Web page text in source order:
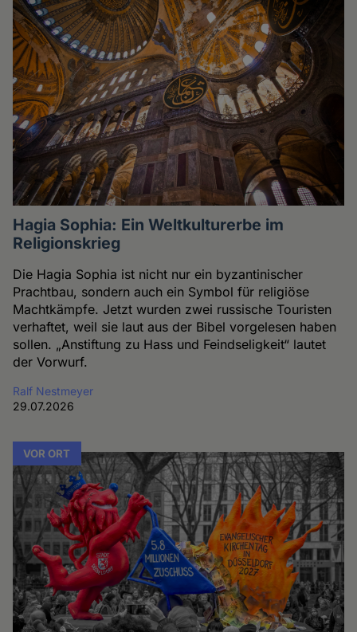
Hagia Sophia: Ein Weltkulturerbe im
Religionskrieg
Die Hagia Sophia ist nicht nur ein byzantinischer
Prachtbau, sondern auch ein Symbol für religiöse
Machtkämpfe. Jetzt wurden zwei russische Touristen
verhaftet, weil sie laut aus der Bibel vorgelesen haben
sollen. „Anstiftung zu Hass und Feindseligkeit“ lautet
der Vorwurf.
Ralf Nestmeyer
29.07.2026
VOR ORT